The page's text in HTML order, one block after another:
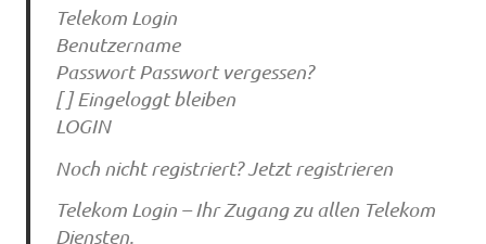
Telekom Login
Benutzername
Passwort Passwort vergessen?
[ ] Eingeloggt bleiben
LOGIN
Noch nicht registriert? Jetzt registrieren
Telekom Login – Ihr Zugang zu allen Telekom
Diensten.